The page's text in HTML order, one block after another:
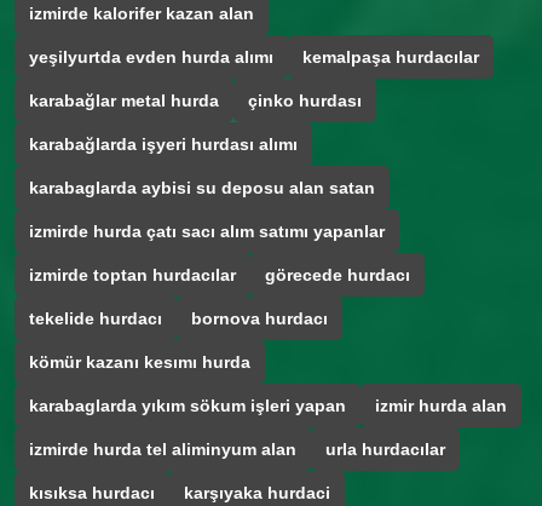
izmirde kalorifer kazan alan
yeşilyurtda evden hurda alımı kemalpaşa hurdacılar
karabağlar metal hurda çinko hurdası
karabağlarda işyeri hurdası alımı
karabaglarda aybisi su deposu alan satan
izmirde hurda çatı sacı alım satımı yapanlar
izmirde toptan hurdacılar görecede hurdacı
tekelide hurdacı bornova hurdacı
kömür kazanı kesımı hurda
karabaglarda yıkım sökum işleri yapan izmir hurda alan
izmirde hurda tel aliminyum alan urla hurdacılar
kısıksa hurdacı karşıyaka hurdaci